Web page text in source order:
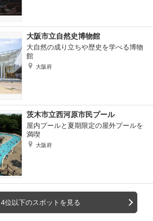
大阪市立自然史博物館
大自然の成り立ちや歴史を学べる博物
館
大阪府
茨木市立西河原市民プール
屋内プールと夏期限定の屋外プールを
満喫
大阪府
4位以下のスポットを見る